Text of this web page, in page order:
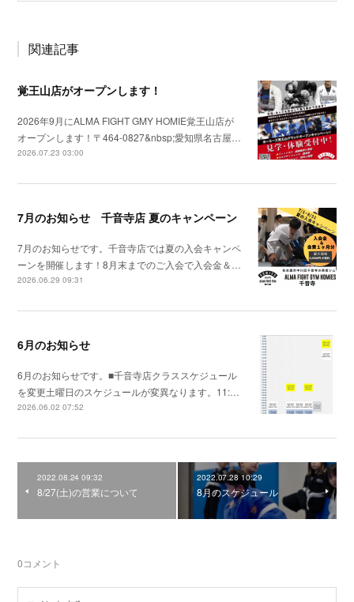
関連記事
覚王山店がオープンします！
2026年9月にALMA FIGHT GMY HOMIE覚王山店が
オープンします！〒464-0827&nbsp;愛知県名古屋…
2026.07.23 03:00
7月のお知らせ 千音寺店 夏のキャンペーン
7月のお知らせです。千音寺店では夏の入会キャンペ
ーンを開催します！8月末までのご入会で入会金＆…
2026.06.29 09:31
6月のお知らせ
6月のお知らせです。■千音寺店クラススケジュール
を変更土曜日のスケジュールが変異なります。11:…
2026.06.02 07:52
2022.08.24 09:32
8/27(土)の営業について
2022.07.28 10:29
8月のスケジュール
0コメント